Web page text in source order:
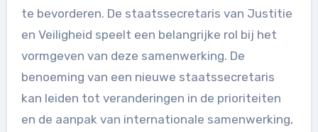
te bevorderen. De staatssecretaris van Justitie
en Veiligheid speelt een belangrijke rol bij het
vormgeven van deze samenwerking. De
benoeming van een nieuwe staatssecretaris
kan leiden tot veranderingen in de prioriteiten
en de aanpak van internationale samenwerking,